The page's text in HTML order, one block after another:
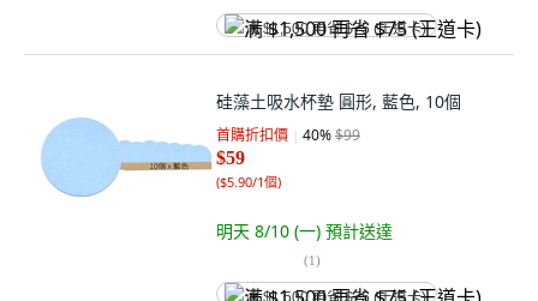
满 $1,500 再省 $75 (王道卡)
硅藻土吸水杯墊 圓形, 藍色, 10個
首購折扣價 40%$99
$59
($5.90/1個)
明天 8/10 (一) 預計送達
(1)
满 $1,500 再省 $75 (王道卡)